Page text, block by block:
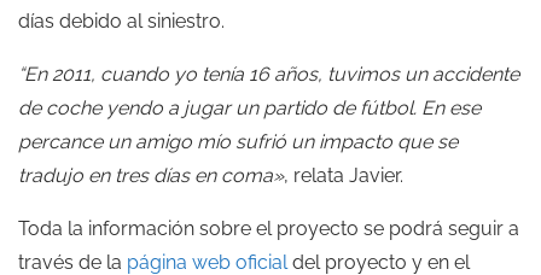
días debido al siniestro.
“En 2011, cuando yo tenía 16 años, tuvimos un accidente
de coche yendo a jugar un partido de fútbol. En ese
percance un amigo mío sufrió un impacto que se
tradujo en tres días en coma», relata Javier.
Toda la información sobre el proyecto se podrá seguir a
través de la página web oficialdel proyecto y en el